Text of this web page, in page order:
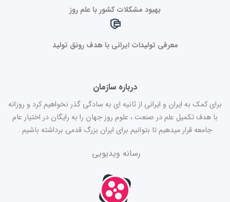
بهبود مشکلات کشور با علم روز
معرفی تولیدات ایرانی با هدف رونق تولید
درباره سازمان
برای کمک به ایران و ایرانی از ثانیه ای به سادگی گذر نخواهیم کرد و روزانه
با هدف تکمیل علم در صنعت ، علوم روز جهان را به رایگان در اختیار عام
جامعه قرار میدهیم تا بتوانیم برای ایران بزرگ قدمی برداشته باشیم .
رسانه ویدیویی